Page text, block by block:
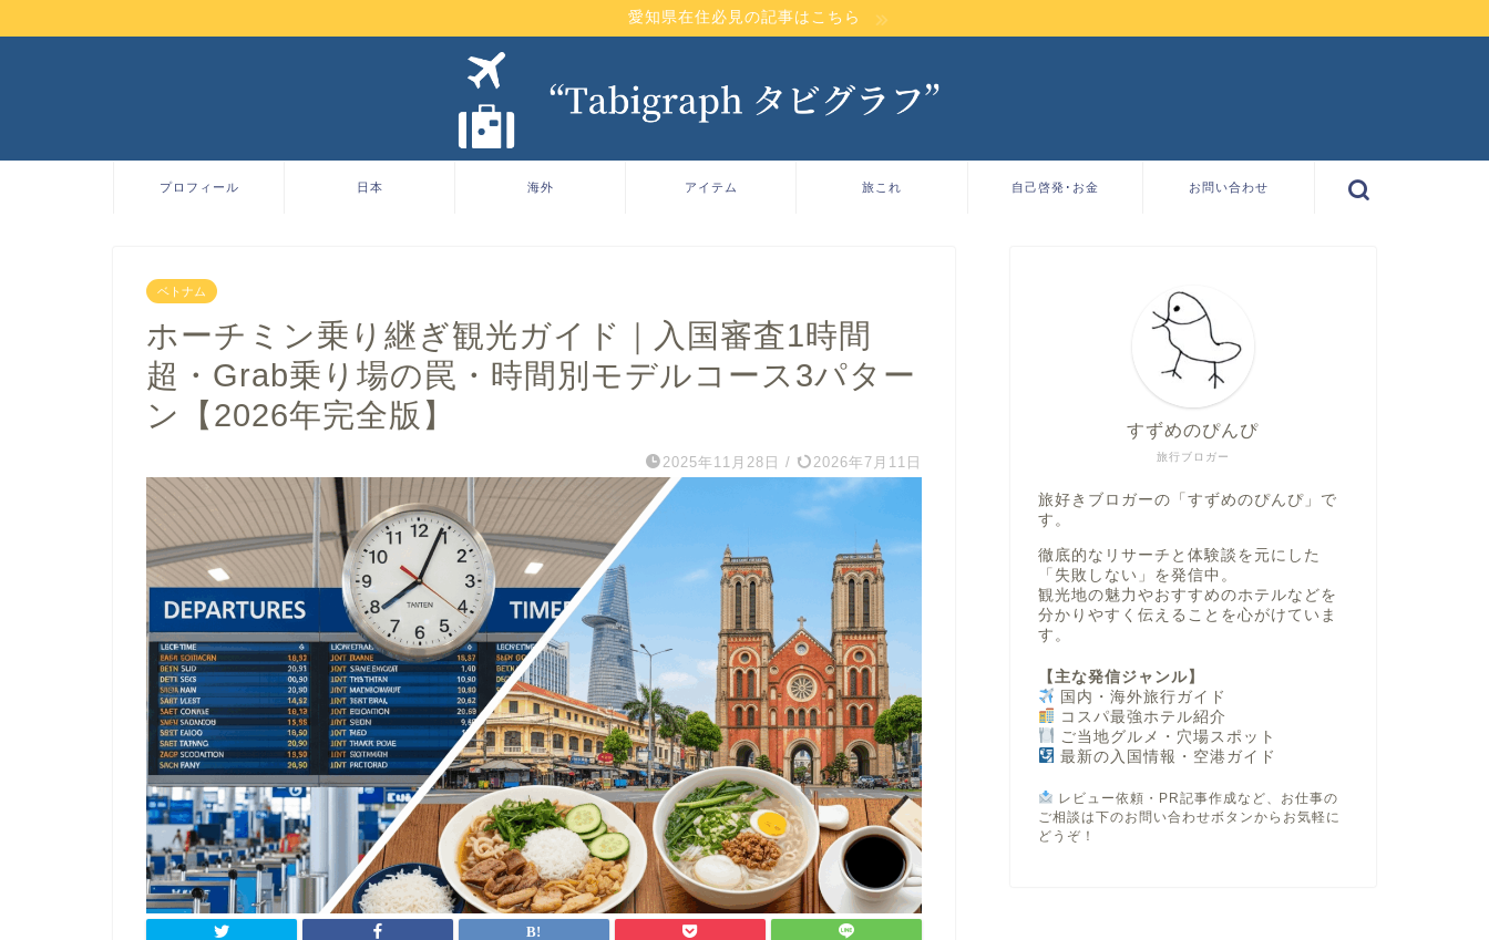
愛知県在住必見の記事はこちら
プロフィール 日本 海外 アイテム 旅これ 自己啓発･お金 お問い合わせ
ベトナム
ホーチミン乗り継ぎ観光ガイド｜入国審査1時間
超・Grab乗り場の罠・時間別モデルコース3パター
ン【2026年完全版】
2025年11月28日 / 2026年7月11日 旅行ブロガー
すずめのぴんぴ
旅好きブロガーの「すずめのぴんぴ」で
す。
徹底的なリサーチと体験談を元にした
「失敗しない」 を発信中。
観光地の魅力やおすすめのホテルなどを
分かりやすく伝えることを心がけていま
す。
【主な発信ジャンル】
国内・海外旅行ガイド
コスパ最強ホテル紹介
ご当地グルメ・穴場スポット
最新の入国情報・空港ガイド
レビュー依頼・PR記事作成など、お仕事の
ご相談は下のお問い合わせボタンからお気軽に
どうぞ！